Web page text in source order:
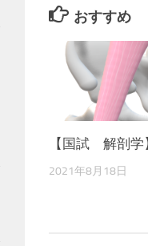
おすすめ
【国試 解剖学
2021年8月18日